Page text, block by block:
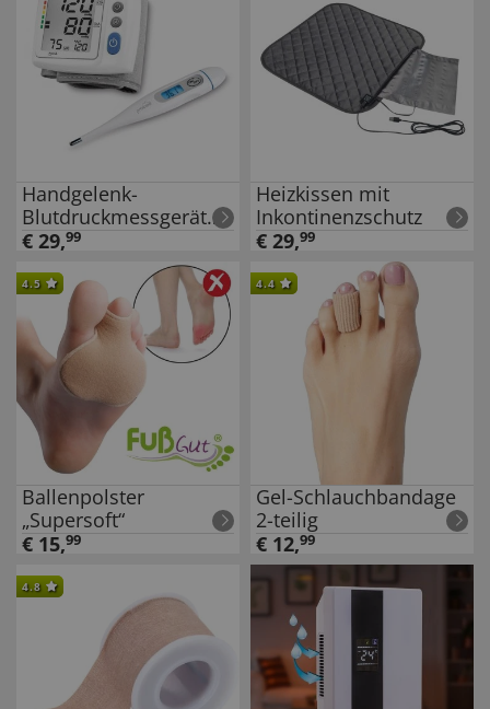
Handgelenk-
Blutdruckmessgerät
und
Digitalthermometer
€ 29,99
Heizkissen mit
Inkontinenzschutz
€ 29,99
4.5
Ballenpolster
„Supersoft“
€ 15,99
4.4
Gel-Schlauchbandage
2-teilig
€ 12,99
4.8